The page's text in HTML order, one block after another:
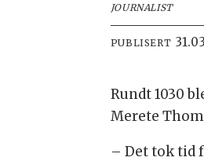
JOURNALIST
PUBLISERT
Rundt 1030
Merete
– Det tok tid